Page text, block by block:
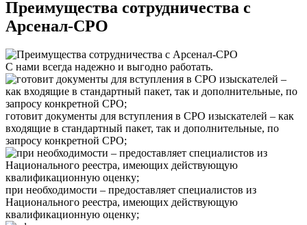
Преимущества сотрудничества с
Арсенал-СРО
С нами всегда надежно и выгодно работать.
готовит документы для вступления в СРО изыскателей – как
входящие в стандартный пакет, так и дополнительные, по
запросу конкретной СРО;
при необходимости – предоставляет специалистов из
Национального реестра, имеющих действующую
квалификационную оценку;